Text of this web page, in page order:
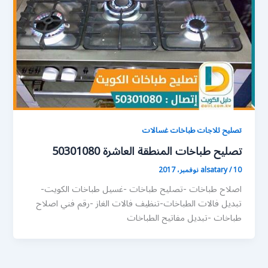
تصليح ثلاجات طباخات غسالات
تصليح طباخات المنطقة العاشرة 50301080
alsatary/10 نوفمبر، 2017
اصلاح طباخات -تصليح طباخات -غسيل طباخات الكويت-
تبديل فالات الطباخات-تنظيف فالات الغاز -رقم فني اصلاح
طباخات -تبديل مفاتيح الطباخات